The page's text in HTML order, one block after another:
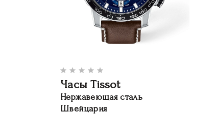
Часы Tissot
Нержавеющая сталь
Швейцария